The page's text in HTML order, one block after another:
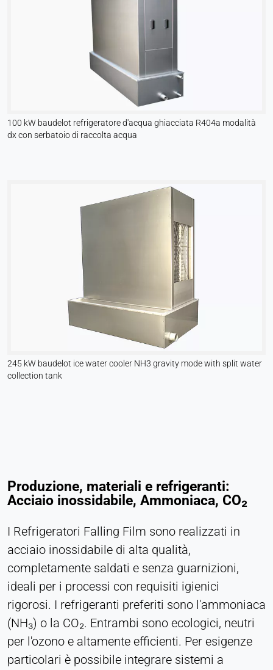
100 kW baudelot refrigeratore d'acqua ghiacciata R404a modalità
dx con serbatoio di raccolta acqua
245 kW baudelot ice water cooler NH3 gravity mode with split water
collection tank
Produzione, materiali e refrigeranti:
Acciaio inossidabile, Ammoniaca, CO₂
I Refrigeratori Falling Film sono realizzati in
acciaio inossidabile di alta qualità,
completamente saldati e senza guarnizioni,
ideali per i processi con requisiti igienici
rigorosi. I refrigeranti preferiti sono l'ammoniaca
(NH₃) o la CO₂. Entrambi sono ecologici, neutri
per l'ozono e altamente efficienti. Per esigenze
particolari è possibile integrare sistemi a